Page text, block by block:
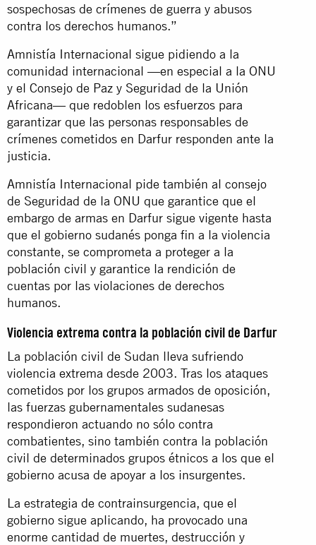
sospechosas de crímenes de guerra y abusos
contra los derechos humanos.”
Amnistía Internacional sigue pidiendo a la
comunidad internacional —en especial a la ONU
y el Consejo de Paz y Seguridad de la Unión
Africana— que redoblen los esfuerzos para
garantizar que las personas responsables de
crímenes cometidos en Darfur responden ante la
justicia.
Amnistía Internacional pide también al consejo
de Seguridad de la ONU que garantice que el
embargo de armas en Darfur sigue vigente hasta
que el gobierno sudanés ponga fin a la violencia
constante, se comprometa a proteger a la
población civil y garantice la rendición de
cuentas por las violaciones de derechos
humanos.
Violencia extrema contra la población civil de Darfur
La población civil de Sudan lleva sufriendo
violencia extrema desde 2003. Tras los ataques
cometidos por los grupos armados de oposición,
las fuerzas gubernamentales sudanesas
respondieron actuando no sólo contra
combatientes, sino también contra la población
civil de determinados grupos étnicos a los que el
gobierno acusa de apoyar a los insurgentes.
La estrategia de contrainsurgencia, que el
gobierno sigue aplicando, ha provocado una
enorme cantidad de muertes, destrucción y